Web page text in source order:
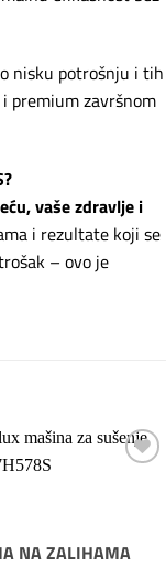
nisku potrošnju i tih
premium završnom
vaše zdravlje i
i rezultate koji se
– ovo je
NA ZALIHAMA